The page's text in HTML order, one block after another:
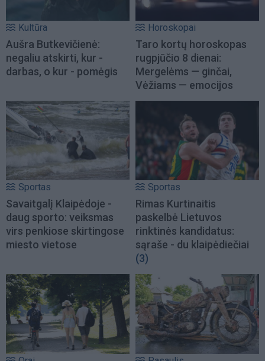
Kultūra
Aušra Butkevičienė:
negaliu atskirti, kur -
darbas, o kur - pomėgis
Horoskopai
Taro kortų horoskopas
rugpjūčio 8 dienai:
Mergelėms — ginčai,
Vėžiams — emocijos
Sportas
Savaitgalį Klaipėdoje -
daug sporto: veiksmas
virs penkiose skirtingose
miesto vietose
Sportas
Rimas Kurtinaitis
paskelbė Lietuvos
rinktinės kandidatus:
sąraše - du klaipėdiečiai
(3)